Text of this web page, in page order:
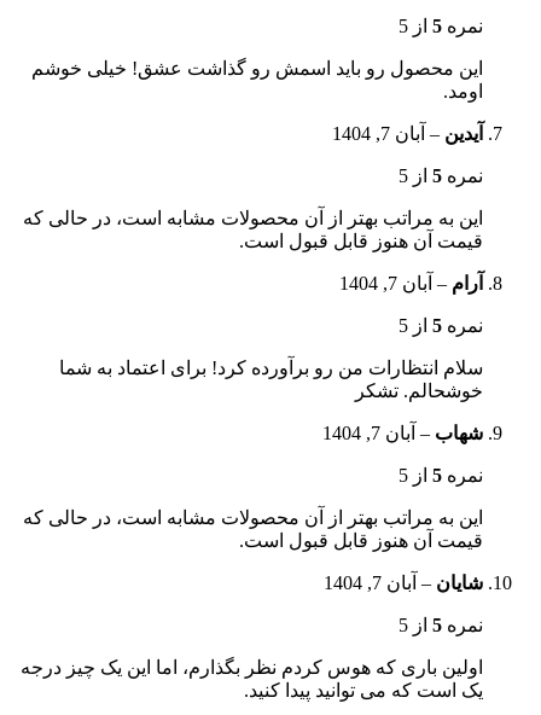
نمره 5 از 5
این محصول رو باید اسمش رو گذاشت عشق! خیلی خوشم
اومد.
آیدین – آبان 7, 1404
نمره 5 از 5
این به مراتب بهتر از آن محصولات مشابه است، در حالی که
قیمت آن هنوز قابل قبول است.
آرام – آبان 7, 1404
نمره 5 از 5
سلام انتظارات من رو برآورده کرد! برای اعتماد به شما
خوشحالم. تشکر
شهاب – آبان 7, 1404
نمره 5 از 5
این به مراتب بهتر از آن محصولات مشابه است، در حالی که
قیمت آن هنوز قابل قبول است.
شایان – آبان 7, 1404
نمره 5 از 5
اولین باری که هوس کردم نظر بگذارم، اما این یک چیز درجه
یک است که می توانید پیدا کنید.